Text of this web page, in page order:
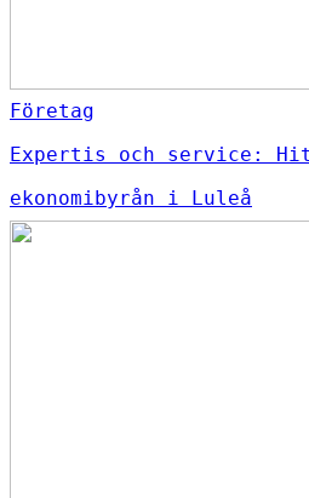
Företag
Expertis och service:
ekonomibyrån i Luleå